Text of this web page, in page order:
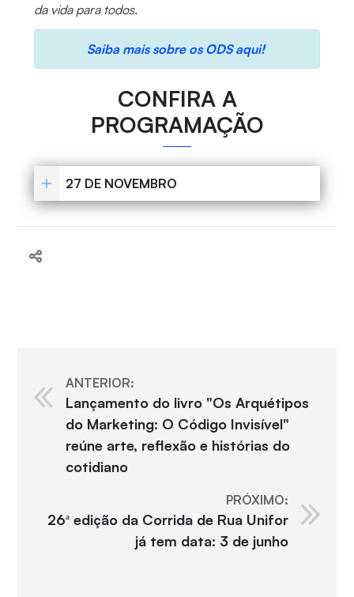
da vida para todos.
Saiba mais sobre os ODS aqui!
CONFIRA A
PROGRAMAÇÃO
27 DE NOVEMBRO
ANTERIOR:
Lançamento do livro "Os Arquétipos
do Marketing: O Código Invisível"
reúne arte, reflexão e histórias do
cotidiano
PRÓXIMO:
26ª edição da Corrida de Rua Unifor
já tem data: 3 de junho